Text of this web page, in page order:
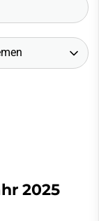
2025